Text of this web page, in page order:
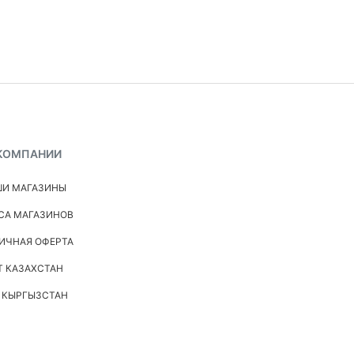
МАГАЗИНЫ
МАГАЗИНОВ
ОФЕРТА
КАЗАХСТАН